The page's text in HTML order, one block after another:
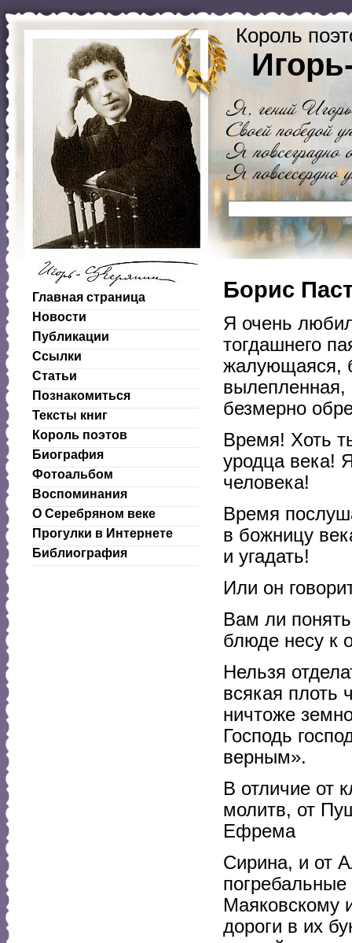
Король
Главная страница
Новости
Публикации
Ссылки
Статьи
Познакомиться
Тексты книг
Король поэтов
Биография
Фотоальбом
Воспоминания
О Серебряном веке
Прогулки в Интернете
Библиография
Борис
Я очень
тогдашнего
жалующаяся,
вылепленная,
безмерно
Время! Хоть
уродца века!
человека!
Время
в божницу
и угадать!
Или он
Вам ли
блюде несу к
Нельзя
всякая плоть
ничтоже
Господь
верным».
В отличие от
молитв, от
Ефрема
Сирина, и от
Маяковскому
дороги в их